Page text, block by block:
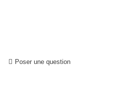
Poser une question